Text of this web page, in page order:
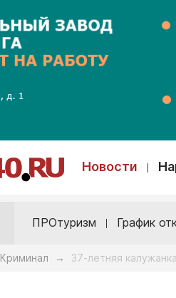
Новости
ПРОтуризм График
Криминал → 37-летняя